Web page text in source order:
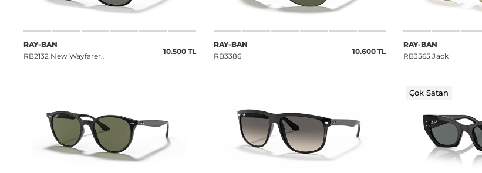
RAY-BAN
RB2132 New Wayfarer
10.500 TL
RAY-BAN
RB3386
10.600 TL
RAY-BAN
RB3565 Jack
Çok Satan